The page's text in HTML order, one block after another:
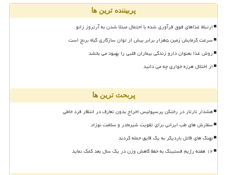
پربیننده ترین ها
ارتباط غذاهای فوق فرآوری شده با احتمال مبتلا شدن به آرتروز زانو
سرعت گرمایش زمین ۵هزار برابر بیش از توان سازگاری گیاه برنج است
روش غذا بعنوان دارو زندگی بیماران قلبی را بهبود می بخشد
از اختلال هرزه خواری چه می دانید
پربحث ترین ها
هشدار تارتار در رختکن پرسپولیس اخراج بدون تعارف در انتظار فرد خاطی
سفارش های طب ایرانی برای تقویت شیرمادر و سلامت نوزاد
نهنگ های قاتل باردیگر به یک قایق حمله کردند
۱۲ هفته رژیم فستینگ به حفظ کاهش وزن در یک سال بعد کمک نماید